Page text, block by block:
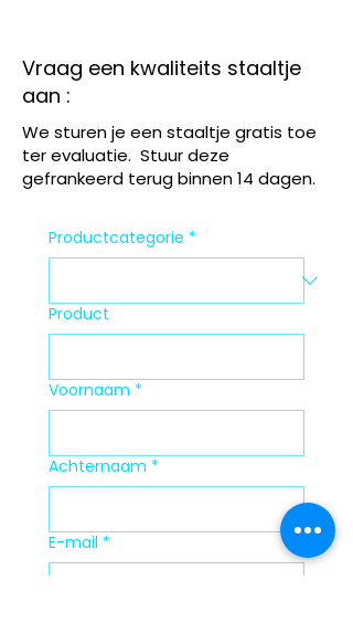
Vraag een kwaliteits staaltje
aan :
We sturen je een staaltje gratis toe
ter evaluatie. Stuur deze
gefrankeerd terug binnen 14 dagen.
Productcategorie *
Product
Voornaam *
Achternaam *
E-mail *